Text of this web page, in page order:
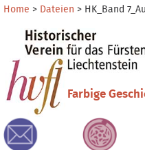
Direkt
Inhalt
Direkt
zur
Navigation
Benutzerspezifische
Home > Dateien > HK_Band
Farbige